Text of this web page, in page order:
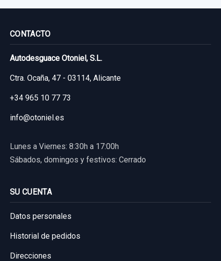
CONTACTO
Autodesguace Otoniel, S.L.
Ctra. Ocaña, 47 - 03114, Alicante
+34 965 10 77 73
info@otoniel.es
Lunes a Viernes: 8:30h a 17:00h
Sábados, domingos y festivos: Cerrado
SU CUENTA
Datos personales
Historial de pedidos
Direcciones